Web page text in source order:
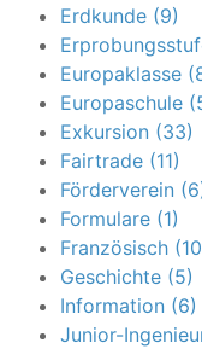
Erdkunde (9)
Europaklasse
Europaschule
Exkursion (33)
Fairtrade (11)
Förderverein
Formulare (1)
Französisch
Geschichte (5)
Information (6)
Junior-